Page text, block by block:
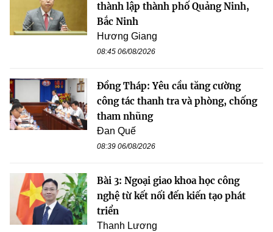
thành lập thành phố Quảng Ninh,
Bắc Ninh
Hương Giang
08:45 06/08/2026
Đồng Tháp: Yêu cầu tăng cường
công tác thanh tra và phòng, chống
tham nhũng
Đan Quế
08:39 06/08/2026
Bài 3: Ngoại giao khoa học công
nghệ từ kết nối đến kiến tạo phát
triển
Thanh Lương